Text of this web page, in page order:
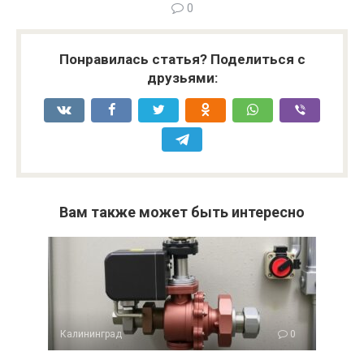
0
Понравилась статья? Поделиться с
друзьями:
Вам также может быть интересно
Калининград 0